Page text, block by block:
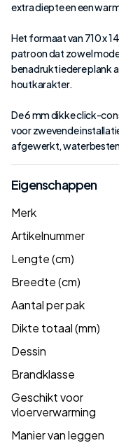
extra diepte en een
Het formaat van 710 x
patroon dat zowel
benadrukt iedere plank
houtkarakter.
De 6 mm dikke click-
voor zwevende
afgewerkt,
Eigenschappen
Merk
Artikelnummer
Lengte (cm)
Breedte (cm)
Aantal per pak
Dikte totaal (mm)
Dessin
Brandklasse
Geschikt voor
vloerverwarming
Manier van leggen